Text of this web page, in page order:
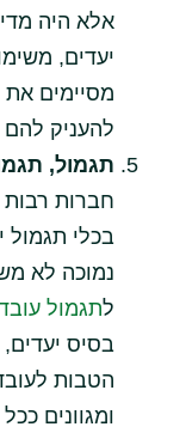
אלא היה
יעדים,
מסיימים
להעניק
תגמול,
חברות
בכלי תגמול
נמוכה לא
לתגמול
בסיס
הטבות
ומגוונים